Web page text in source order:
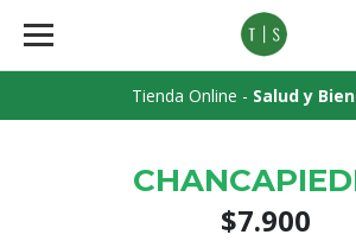
Tienda Online - Salud y
$7.900